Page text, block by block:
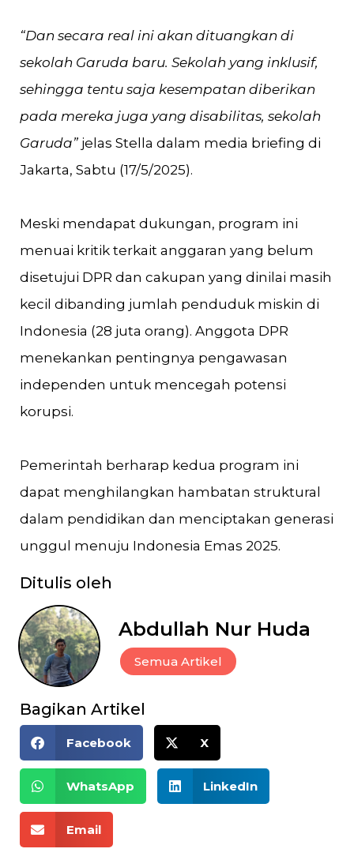
“Dan secara real ini akan dituangkan di
sekolah Garuda baru. Sekolah yang inklusif,
sehingga tentu saja kesempatan diberikan
pada mereka juga yang disabilitas, sekolah
Garuda” jelas Stella dalam media briefing di
Jakarta, Sabtu (17/5/2025).
Meski mendapat dukungan, program ini
menuai kritik terkait anggaran yang belum
disetujui DPR dan cakupan yang dinilai masih
kecil dibanding jumlah penduduk miskin di
Indonesia (28 juta orang). Anggota DPR
menekankan pentingnya pengawasan
independen untuk mencegah potensi
korupsi.
Pemerintah berharap kedua program ini
dapat menghilangkan hambatan struktural
dalam pendidikan dan menciptakan generasi
unggul menuju Indonesia Emas 2025.
Ditulis oleh
Abdullah Nur Huda
Semua Artikel
Bagikan Artikel
Facebook X
WhatsApp LinkedIn
Email